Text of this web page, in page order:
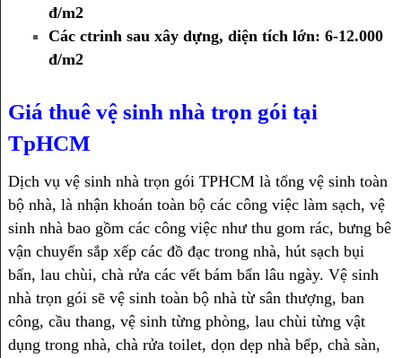
đ/m2
Các ctrinh sau xây dựng, diện tích lớn: 6-12.000
đ/m2
Giá thuê vệ sinh nhà trọn gói tại
TpHCM
Dịch vụ vệ sinh nhà trọn gói TPHCM là tổng vệ sinh toàn
bộ nhà, là nhận khoán toàn bộ các công việc làm sạch, vệ
sinh nhà bao gồm các công việc như thu gom rác, bưng bê
vận chuyển sắp xếp các đồ đạc trong nhà, hút sạch bụi
bẩn, lau chùi, chà rửa các vết bám bẩn lâu ngày. Vệ sinh
nhà trọn gói sẽ vệ sinh toàn bộ nhà từ sân thượng, ban
công, cầu thang, vệ sinh từng phòng, lau chùi từng vật
dụng trong nhà, chà rửa toilet, dọn dẹp nhà bếp, chà sàn,